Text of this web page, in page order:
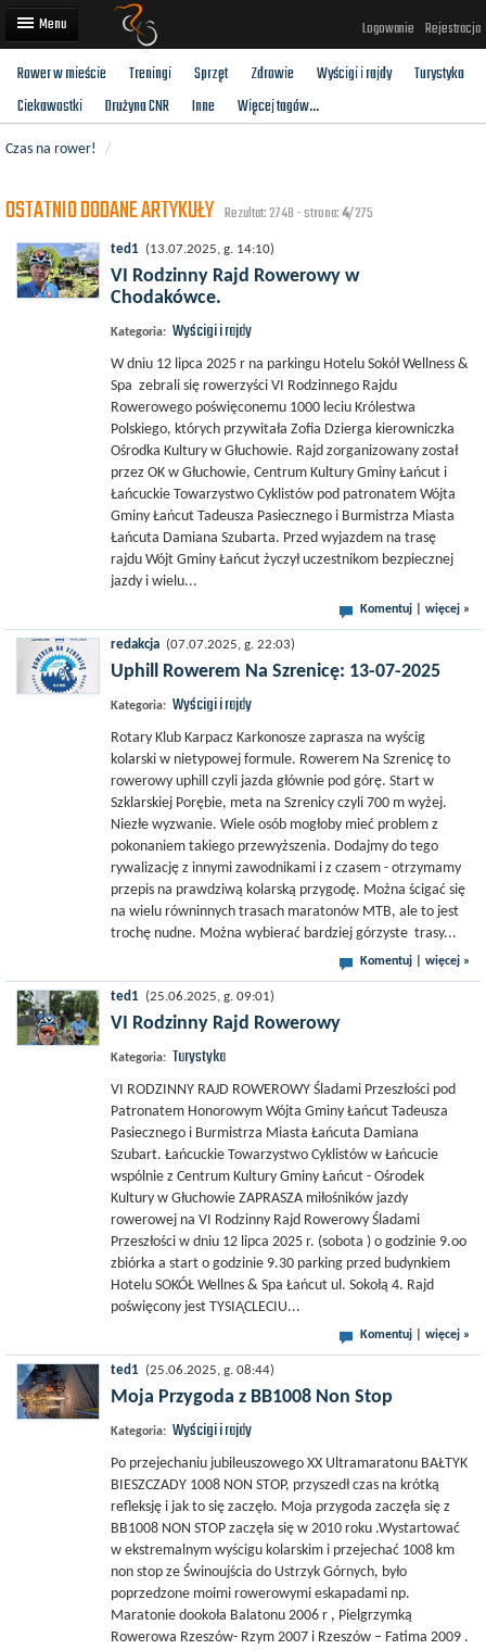
Logowanie Rejestracja
Artykuły
Trasy rowerowe
Dodaj
Rower w mieście Treningi Sprzęt Zdrowie Wyścigi i rajdy
Turystyka
Ciekawostki
Drużyna CNR Inne Więcej tagów...
Czas na rower! /
OSTATNIO DODANE ARTYKUŁY Rezultat: 2748 - strona:4/275
ted1 (13.07.2025, g. 14:10)
VI Rodzinny Rajd Rowerowy w
Chodakówce.
Kategoria: Wyścigi i rajdy
W dniu 12 lipca 2025 r na parkingu Hotelu Sokół Wellness &
Spa zebrali się rowerzyści VI Rodzinnego Rajdu
Rowerowego poświęconemu 1000 leciu Królestwa
Polskiego, których przywitała Zofia Dzierga kierowniczka
Ośrodka Kultury w Głuchowie. Rajd zorganizowany został
przez OK w Głuchowie, Centrum Kultury Gminy Łańcut i
Łańcuckie Towarzystwo Cyklistów pod patronatem Wójta
Gminy Łańcut Tadeusza Pasiecznego i Burmistrza Miasta
Łańcuta Damiana Szubarta. Przed wyjazdem na trasę
rajdu Wójt Gminy Łańcut życzył uczestnikom bezpiecznej
jazdy i wielu...
Komentuj więcej »
redakcja (07.07.2025, g. 22:03)
Uphill Rowerem Na Szrenicę: 13-07-2025
Kategoria: Wyścigi i rajdy
Rotary Klub Karpacz Karkonosze zaprasza na wyścig
kolarski w nietypowej formule. Rowerem Na Szrenicę to
rowerowy uphill czyli jazda głównie pod górę. Start w
Szklarskiej Porębie, meta na Szrenicy czyli 700 m wyżej.
Niezłe wyzwanie. Wiele osób mogłoby mieć problem z
pokonaniem takiego przewyższenia. Dodajmy do tego
rywalizację z innymi zawodnikami i z czasem - otrzymamy
przepis na prawdziwą kolarską przygodę. Można ścigać się
na wielu równinnych trasach maratonów MTB, ale to jest
trochę nudne. Można wybierać bardziej górzyste trasy...
Komentuj więcej »
ted1 (25.06.2025, g. 09:01)
VI Rodzinny Rajd Rowerowy
Kategoria: Turystyka
VI RODZINNY RAJD ROWEROWY Śladami Przeszłości pod
Patronatem Honorowym Wójta Gminy Łańcut Tadeusza
Pasiecznego i Burmistrza Miasta Łańcuta Damiana
Szubart. Łańcuckie Towarzystwo Cyklistów w Łańcucie
wspólnie z Centrum Kultury Gminy Łańcut - Ośrodek
Kultury w Głuchowie ZAPRASZA miłośników jazdy
rowerowej na VI Rodzinny Rajd Rowerowy Śladami
Przeszłości w dniu 12 lipca 2025 r. (sobota ) o godzinie 9.oo
zbiórka a start o godzinie 9.30 parking przed budynkiem
Hotelu SOKÓŁ Wellnes & Spa Łańcut ul. Sokołą 4. Rajd
poświęcony jest TYSIĄCLECIU...
Komentuj więcej »
ted1 (25.06.2025, g. 08:44)
Moja Przygoda z BB1008 Non Stop
Kategoria: Wyścigi i rajdy
Po przejechaniu jubileuszowego XX Ultramaratonu BAŁTYK
BIESZCZADY 1008 NON STOP, przyszedł czas na krótką
refleksję i jak to się zaczęło. Moja przygoda zaczęła się z
BB1008 NON STOP zaczęła się w 2010 roku .Wystartować
w ekstremalnym wyścigu kolarskim i przejechać 1008 km
non stop ze Świnoujścia do Ustrzyk Górnych, było
poprzedzone moimi rowerowymi eskapadami np.
Maratonie dookoła Balatonu 2006 r , Pielgrzymką
Rowerowa Rzeszów- Rzym 2007 i Rzeszów – Fatima 2009 .